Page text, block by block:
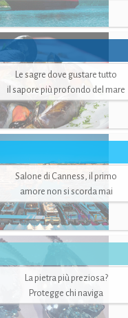
Le sagre dove gustare tutto
il sapore più profondo del mare
Salone di Canness, il primo
amore non si scorda mai
La pietra più preziosa?
Protegge chi naviga